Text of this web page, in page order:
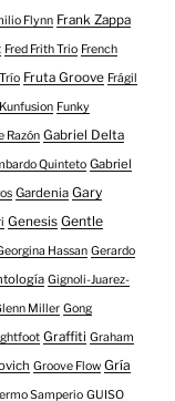
Flynn Frank Zappa
Fred Frith Trio French
Fruta Groove Frágil
Funky
Razón Gabriel Delta
Quinteto Gabriel
Gardenia Gary
Genesis Gentle
Hassan Gerardo
Gignoli-Juarez-
Miller Gong
Graffiti Graham
Groove Flow Gría
Samperio GUISO